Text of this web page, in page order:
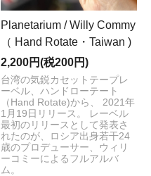
Planetarium / Willy Commy
（ Hand Rotate・Taiwan )
2,200円(税200円)
台湾の気鋭カセットテープレ
ーベル、ハンドローテート
（Hand Rotate)から、 2021年
1月19日リリース。 レーベル
最初のリリースとして発表さ
れたのが、ロシア出身若干24
歳のプロデューサー、ウィリ
ーコミーによるフルアルバ
ム。